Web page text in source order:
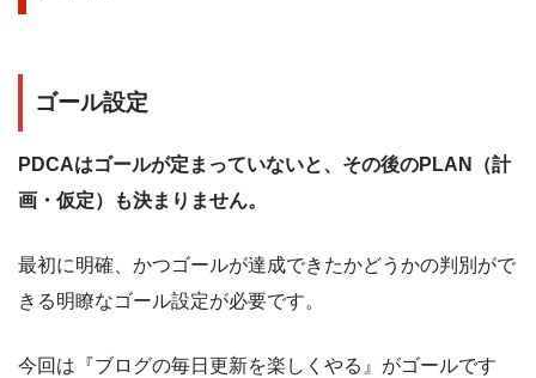
ゴール設定
PDCAはゴールが定まっていないと、その後のPLAN（計
画・仮定）も決まりません。
最初に明確、かつゴールが達成できたかどうかの判別がで
きる明瞭なゴール設定が必要です。
今回は『ブログの毎日更新を楽しくやる』がゴールです